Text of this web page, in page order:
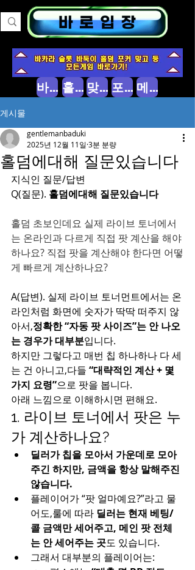
바둑이 소개 홀덤 소개 맞고 소개 포커 소개 메인으로
게시물
홀덤에대해 질문있습니다
gentlemanbaduki
2025년 12월 11일 3분 분량
지식인 질문/답변
Q(질문). 홀덤에대해 질문있습니다
홀덤 초보인데요 실제 라이브 토너에서
는 온라인과 다르게 직접 팟 계산을 해야
하나요? 직접 팟을 계산해야 한다면 어떻
게 빠르게 계산하나요?
A(답변). 실제 라이브 토너먼트에서는 온
라인처럼 화면에 숫자가 딱딱 떠주지 않
아서,정확한 “자동 팟 사이즈”는 안 나오
는 경우가 대부분입니다.
하지만 그렇다고 매번 칩 하나하나 다 세
는 건 아니고,다들 “대략적인 계산 + 몇
가지 요령”으로 팟을 봅니다.
아래 느낌으로 이해하시면 편해요.
1. 라이브 토너에서 팟은 누
가 계산하나요?
딜러가 칩을 모아서 가운데로 모아
주긴 하지만, 금액을 항상 말해주진
않습니다.
플레이어가 “팟 얼마예요?”라고 물
어도,룰에 따라 딜러는 현재 베팅/
콜 금액만 세어주고, 메인 팟 전체
는 안 세어주는 곳도 있습니다.
그래서 대부분의 플레이어는: